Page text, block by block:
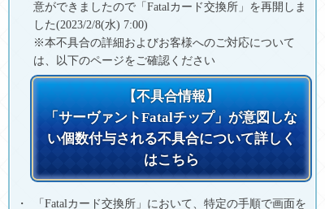
意ができましたので「Fatalカード交換所」を再開しま
した(2023/2/8(水) 7:00)
※本不具合の詳細およびお客様へのご対応について
は、以下のページをご確認ください
【不具合情報】
「サーヴァントFatalチップ」が意図しな
い個数付与される不具合について詳しく
はこちら
「Fatalカード交換所」において、特定の手順で画面を